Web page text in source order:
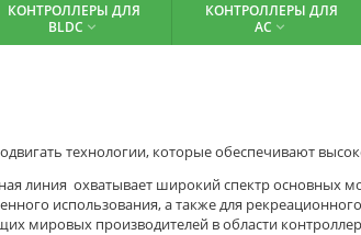
КОНТРОЛЛЕРЫ ДЛЯ
BLDC 
КОНТРОЛЛЕРЫ ДЛЯ
AC 
технологии, которые обеспечивают
линия охватывает широкий спектр основных
использования, а также для
мировых производителей в области